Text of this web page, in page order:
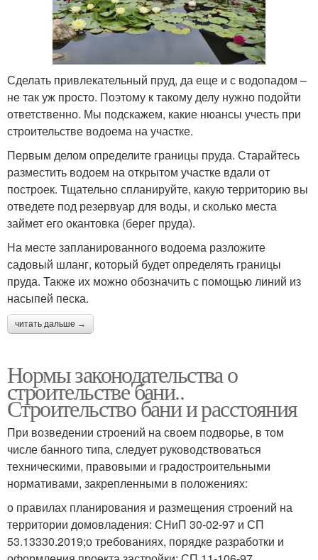
Сделать привлекательный пруд, да еще и с водопадом –
не так уж просто. Поэтому к такому делу нужно подойти
ответственно. Мы подскажем, какие нюансы учесть при
строительстве водоема на участке.
Первым делом определите границы пруда. Старайтесь
разместить водоем на открытом участке вдали от
построек. Тщательно спланируйте, какую территорию вы
отведете под резервуар для воды, и сколько места
займет его окантовка (берег пруда).
На месте запланированного водоема разложите
садовый шланг, который будет определять границы
пруда. Также их можно обозначить с помощью линий из
насыпей песка.
читать дальше →
Нормы законодательства о
строительстве бани..
Строительство бани и расстояния
При возведении строений на своем подворье, в том
числе банного типа, следует руководствоваться
техническими, правовыми и градостроительными
нормативами, закрепленными в положениях:
о правилах планирования и размещения строений на
территории домовладения: СНиП 30-02-97 и СП
53.13330.2019;о требованиях, порядке разработки и